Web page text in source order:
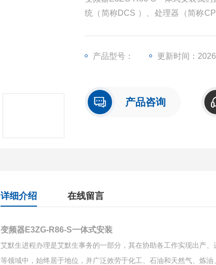
统（简称DCS ）、处理器（简称
产品型号： 更新时间：
产品咨询
详细介绍 在线留言
变频器E3ZG-R86-S一体式安装
艾默生进程办理是艾默生事务的一部分，其在协助各工作实现出产
等领域中，始终居于地位，并广泛效劳于化工、石油和天然气、炼油